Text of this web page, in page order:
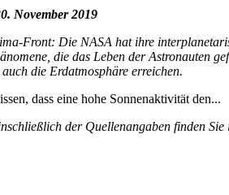
November 2019
Front: Die NASA hat ihre
die das Leben der Astronauten
die Erdatmosphäre erreichen.
dass eine hohe Sonnenaktivität den...
der Quellenangaben finden Sie